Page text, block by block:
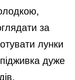
за
лунки
дуже